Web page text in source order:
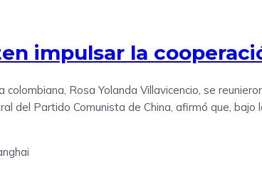
impulsar la
Rosa Yolanda Villavicencio, se
del Partido Comunista de China, afirmó que,